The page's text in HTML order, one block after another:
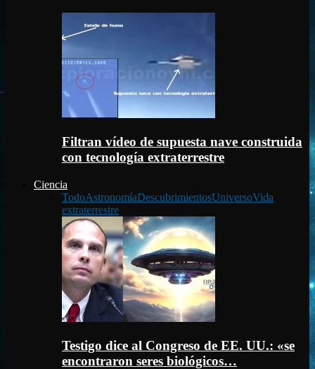
Filtran vídeo de supuesta nave construida
con tecnología extraterrestre
Ciencia
TodoAstronomíaDescubrimientosUniversoVida
extraterrestre
Testigo dice al Congreso de EE. UU.: «se
encontraron seres biológicos…